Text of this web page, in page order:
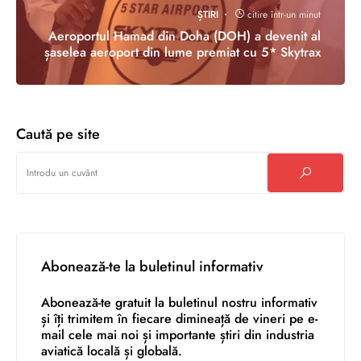
ȘTIRI citire într-un minut
Aeroportul Hamad din Doha (DOH) a devenit al
șaselea aeroport din lume premiat cu 5* Skytrax
Caută pe site
Abonează-te la buletinul informativ
Abonează-te gratuit la buletinul nostru informativ
și îți trimitem în fiecare dimineață de vineri pe e-
mail cele mai noi și importante știri din industria
aviatică locală și globală.